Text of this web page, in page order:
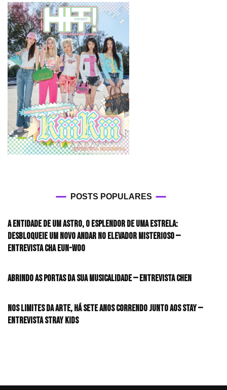
POSTS POPULARES
A entidade de um astro, o esplendor de uma estrela:
desbloqueie um novo andar no elevador misterioso —
Entrevista CHA EUN-WOO
Abrindo as portas da sua musicalidade — Entrevista CHEN
Nos limites da arte, há sete anos correndo junto aos STAY —
Entrevista Stray Kids